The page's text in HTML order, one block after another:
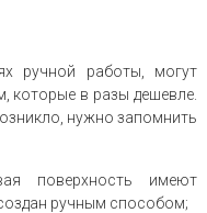
ручной работы, могут
которые в разы дешевле.
нужно запомнить
поверхность имеют
ручным способом;